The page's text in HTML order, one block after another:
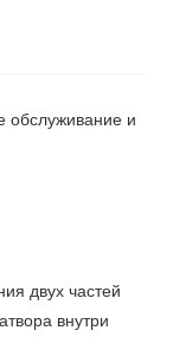
обслуживание и
двух частей
внутри